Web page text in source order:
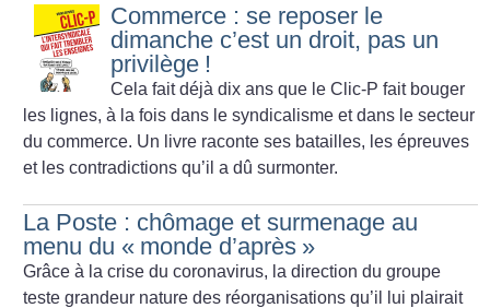
Commerce : se reposer le
dimanche c’est un droit, pas un
privilège !
Cela fait déjà dix ans que le Clic-P fait bouger
les lignes, à la fois dans le syndicalisme et dans le secteur
du commerce. Un livre raconte ses batailles, les épreuves
et les contradictions qu’il a dû surmonter.
La Poste : chômage et surmenage au
menu du « monde d’après »
Grâce à la crise du coronavirus, la direction du groupe
teste grandeur nature des réorganisations qu’il lui plairait